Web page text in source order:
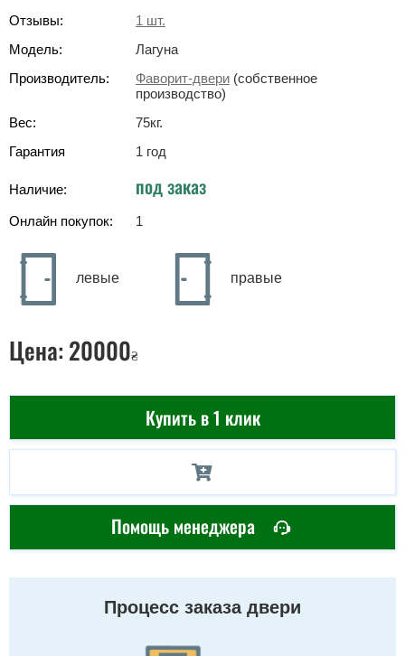
Отзывы:
1 шт.
Модель:
Лагуна
Производитель:
Фаворит-двери (собственное
производство)
Вес:
75кг.
Гарантия
1 год
Наличие: под заказ
Онлайн покупок: 1
левые правые
Цена: 20000₴
Купить в 1 клик
Помощь менеджера
Процесс заказа двери